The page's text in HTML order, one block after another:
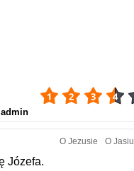
admin
O Jezusie O Jasiu
Józefa.